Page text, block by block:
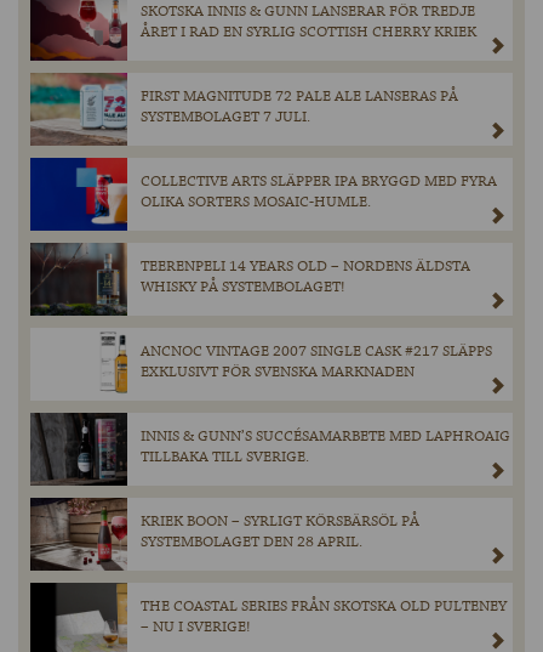
SKOTSKA INNIS & GUNN LANSERAR FÖR TREDJE
ÅRET I RAD EN SYRLIG SCOTTISH CHERRY KRIEK
FIRST MAGNITUDE 72 PALE ALE LANSERAS PÅ
SYSTEMBOLAGET 7 JULI.
COLLECTIVE ARTS SLÄPPER IPA BRYGGD MED FYRA
OLIKA SORTERS MOSAIC-HUMLE.
TEERENPELI 14 YEARS OLD – NORDENS ÄLDSTA
WHISKY PÅ SYSTEMBOLAGET!
ANCNOC VINTAGE 2007 SINGLE CASK #217 SLÄPPS
EXKLUSIVT FÖR SVENSKA MARKNADEN
INNIS & GUNN’S SUCCÉSAMARBETE MED LAPHROAIG
TILLBAKA TILL SVERIGE.
KRIEK BOON – SYRLIGT KÖRSBÄRSÖL PÅ
SYSTEMBOLAGET DEN 28 APRIL.
THE COASTAL SERIES FRÅN SKOTSKA OLD PULTENEY
– NU I SVERIGE!